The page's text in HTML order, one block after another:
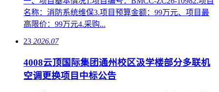
名称：消防系统维保3.项目预算金额：99万元、项目最
高限价：99万元4.采购...
23 2026.07
4008云顶国际集团通州校区汲学楼部分多联机
空调更换项目中标公告